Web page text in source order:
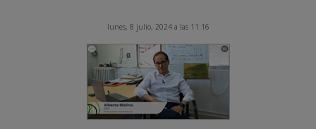
lunes, 8 julio, 2024 a las 11:16